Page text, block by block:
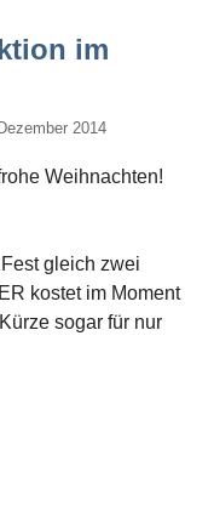
im
2014
Weihnachten!
gleich zwei
kostet im Moment
sogar für nur